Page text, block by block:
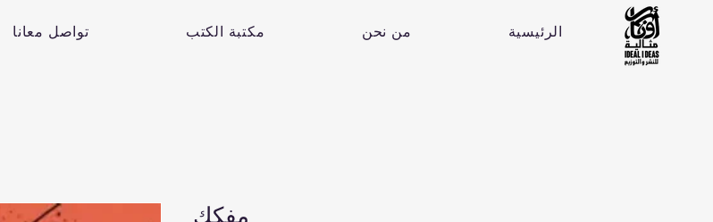
تواصل معانا مكتبة الكتب من نحن الرئيسية
مفكك